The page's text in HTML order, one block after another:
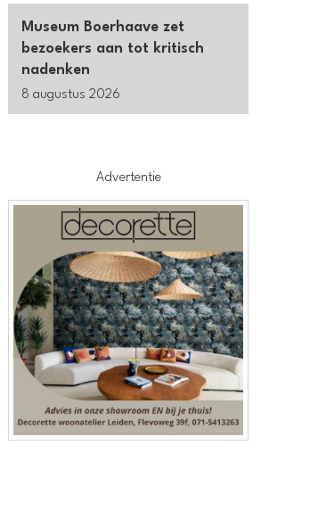
Museum Boerhaave zet
bezoekers aan tot kritisch
nadenken
8 augustus 2026
Advertentie